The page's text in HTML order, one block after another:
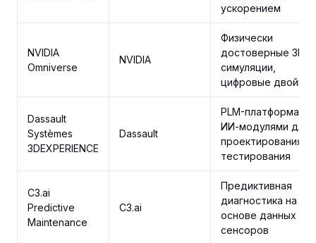
ускорением
NVIDIA
Omniverse
NVIDIA
Физически
достоверные 3D-
симуляции,
цифровые
Dassault
Systèmes
3DEXPERIENCE
Dassault
PLM-платформа с
ИИ-модулями для
проектирования и
тестирования
C3.ai
Predictive
Maintenance
C3.ai
Предиктивная
диагностика на
основе данных
сенсоров